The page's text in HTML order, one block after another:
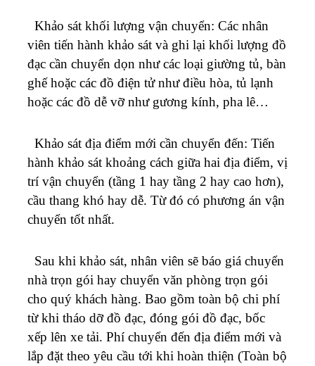
Khảo sát khối lượng vận chuyển: Các nhân
viên tiến hành khảo sát và ghi lại khối lượng đồ
đạc cần chuyển dọn như các loại giường tủ, bàn
ghế hoặc các đồ điện tử như điều hòa, tủ lạnh
hoặc các đồ dễ vỡ như gương kính, pha lê…
Khảo sát địa điểm mới cần chuyển đến: Tiến
hành khảo sát khoảng cách giữa hai địa điểm, vị
trí vận chuyển (tầng 1 hay tầng 2 hay cao hơn),
cầu thang khó hay dễ. Từ đó có phương án vận
chuyển tốt nhất.
Sau khi khảo sát, nhân viên sẽ báo giá chuyển
nhà trọn gói hay chuyển văn phòng trọn gói
cho quý khách hàng. Bao gồm toàn bộ chi phí
từ khi tháo dỡ đồ đạc, đóng gói đồ đạc, bốc
xếp lên xe tải. Phí chuyển đến địa điểm mới và
lắp đặt theo yêu cầu tới khi hoàn thiện (Toàn bộ